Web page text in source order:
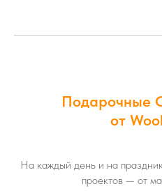
Подарочные
от
На каждый день и на
проектов — от